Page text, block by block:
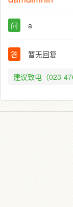
问 a
答 暂无回复
建议致电（023-